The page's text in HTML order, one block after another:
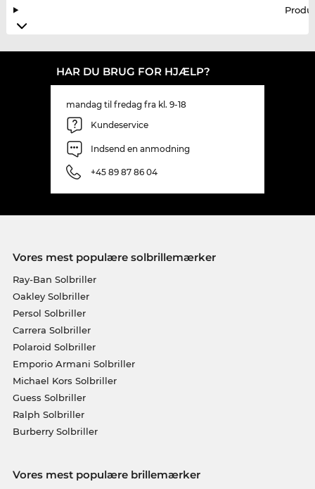
HAR DU BRUG FOR HJÆLP?
mandag til fredag fra kl. 9-18
Kundeservice
Indsend en anmodning
+45 89 87 86 04
Vores mest populære solbrillemærker
Ray-Ban Solbriller
Oakley Solbriller
Persol Solbriller
Carrera Solbriller
Polaroid Solbriller
Emporio Armani Solbriller
Michael Kors Solbriller
Guess Solbriller
Ralph Solbriller
Burberry Solbriller
Vores mest populære brillemærker